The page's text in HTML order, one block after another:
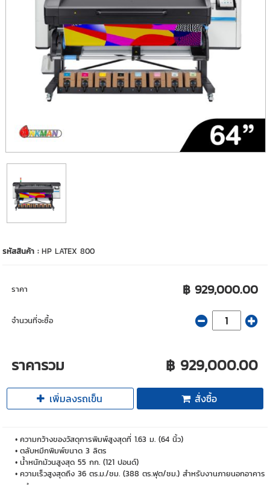
รหัสสินค้า :HP LATEX 800
ราคา ฿ 929,000.00
จำนวนที่จะซื้อ
ราคารวม ฿ 929,000.00
เพิ่มลงรถเข็น สั่งซื้อ
ความกว้างของวัสดุการพิมพ์สูงสุดที่ 1.63 ม. (64 นิ้ว)
ตลับหมึกพิมพ์ขนาด 3 ลิตร
น้ำหนักม้วนสูงสุด 55 กก. (121 ปอนด์)
ความเร็วสูงสุดถึง 36 ตร.ม./ชม. (388 ตร.ฟุต/ชม.) สำหรับงานภายนอกอาคาร
⁵